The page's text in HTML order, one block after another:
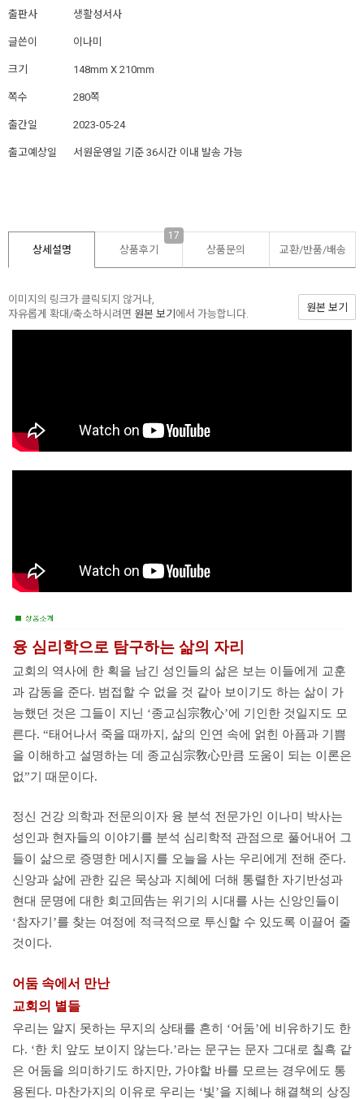
출판사 생활성서사
글쓴이 이나미
크기 148mm X 210mm
쪽수 280쪽
출간일 2023-05-24
출고예상일 서원운영일 기준 36시간 이내 발송 가능
상세설명 상품후기
17
상품문의 교환/반품/배송
이미지의 링크가 클릭되지 않거나,
자유롭게 확대/축소하시려면 원본 보기에서 가능합니다.
원본 보기
융 심리학으로 탐구하는 삶의 자리
교회의 역사에 한 획을 남긴 성인들의 삶은 보는 이들에게 교훈
과 감동을 준다. 범접할 수 없을 것 같아 보이기도 하는 삶이 가
능했던 것은 그들이 지닌 ‘종교심宗敎心’에 기인한 것일지도 모
른다. “태어나서 죽을 때까지, 삶의 인연 속에 얽힌 아픔과 기쁨
을 이해하고 설명하는 데 종교심宗敎心만큼 도움이 되는 이론은
없”기 때문이다.
정신 건강 의학과 전문의이자 융 분석 전문가인 이나미 박사는
성인과 현자들의 이야기를 분석 심리학적 관점으로 풀어내어 그
들이 삶으로 증명한 메시지를 오늘을 사는 우리에게 전해 준다.
신앙과 삶에 관한 깊은 묵상과 지혜에 더해 통렬한 자기반성과
현대 문명에 대한 회고回告는 위기의 시대를 사는 신앙인들이
‘참자기’를 찾는 여정에 적극적으로 투신할 수 있도록 이끌어 줄
것이다.
어둠 속에서 만난
교회의 별들
우리는 알지 못하는 무지의 상태를 흔히 ‘어둠’에 비유하기도 한
다. ‘한 치 앞도 보이지 않는다.’라는 문구는 문자 그대로 칠흑 같
은 어둠을 의미하기도 하지만, 가야할 바를 모르는 경우에도 통
용된다. 마찬가지의 이유로 우리는 ‘빛’을 지혜나 해결책의 상징